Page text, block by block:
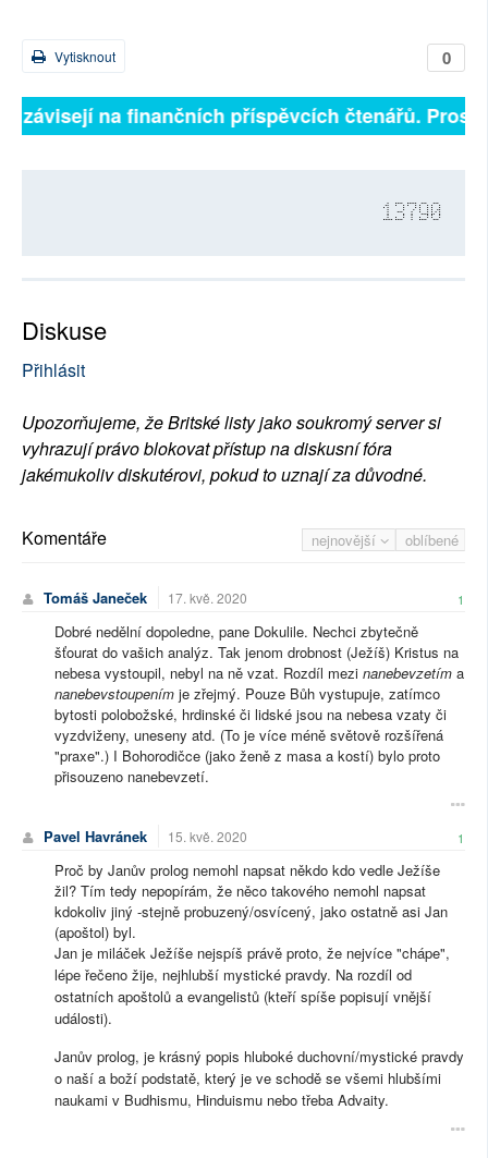
0
Vytisknout
na finančních příspěvcích čtenářů.
13790
Diskuse
Přihlásit
Upozorňujeme, že Britské listy jako soukromý server si
vyhrazují právo blokovat přístup na diskusní fóra
jakémukoliv diskutérovi, pokud to uznají za důvodné.
nejnovější oblíbené
Komentáře
Tomáš Janeček 17. kvě. 2020 1
Dobré nedělní dopoledne, pane Dokulile. Nechci zbytečně
šťourat do vašich analýz. Tak jenom drobnost (Ježíš) Kristus na
nebesa vystoupil, nebyl na ně vzat. Rozdíl mezi nanebevzetím a
nanebevstoupením je zřejmý. Pouze Bůh vystupuje, zatímco
bytosti polobožské, hrdinské či lidské jsou na nebesa vzaty či
vyzdviženy, uneseny atd. (To je více méně světově rozšířená
"praxe".) I Bohorodičce (jako ženě z masa a kostí) bylo proto
přisouzeno nanebevzetí.
Pavel Havránek 15. kvě. 2020 1
Proč by Janův prolog nemohl napsat někdo kdo vedle Ježíše
žil? Tím tedy nepopírám, že něco takového nemohl napsat
kdokoliv jiný -stejně probuzený/osvícený, jako ostatně asi Jan
(apoštol) byl.
Jan je miláček Ježíše nejspíš právě proto, že nejvíce "chápe",
lépe řečeno žije, nejhlubší mystické pravdy. Na rozdíl od
ostatních apoštolů a evangelistů (kteří spíše popisují vnější
události).
Janův prolog, je krásný popis hluboké duchovní/mystické pravdy
o naší a boží podstatě, který je ve schodě se všemi hlubšími
naukami v Budhismu, Hinduismu nebo třeba Advaity.